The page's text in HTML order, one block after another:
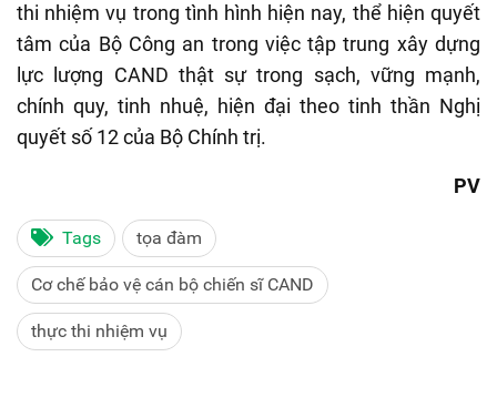
thi nhiệm vụ trong tình hình hiện nay, thể hiện quyết
tâm của Bộ Công an trong việc tập trung xây dựng
lực lượng CAND thật sự trong sạch, vững mạnh,
chính quy, tinh nhuệ, hiện đại theo tinh thần Nghị
quyết số 12 của Bộ Chính trị.
PV
Tags tọa đàm
Cơ chế bảo vệ cán bộ chiến sĩ CAND
thực thi nhiệm vụ